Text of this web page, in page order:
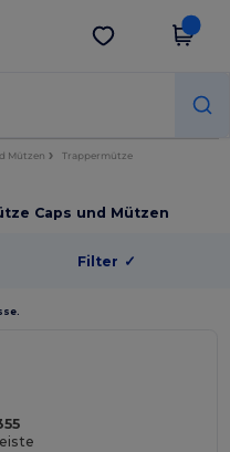
App holen
Mützen Trappermütze
Caps und Mützen
Filter ✓